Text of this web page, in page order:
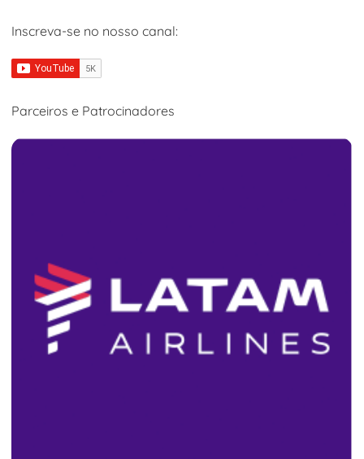
Inscreva-se no nosso canal:
Parceiros e Patrocinadores